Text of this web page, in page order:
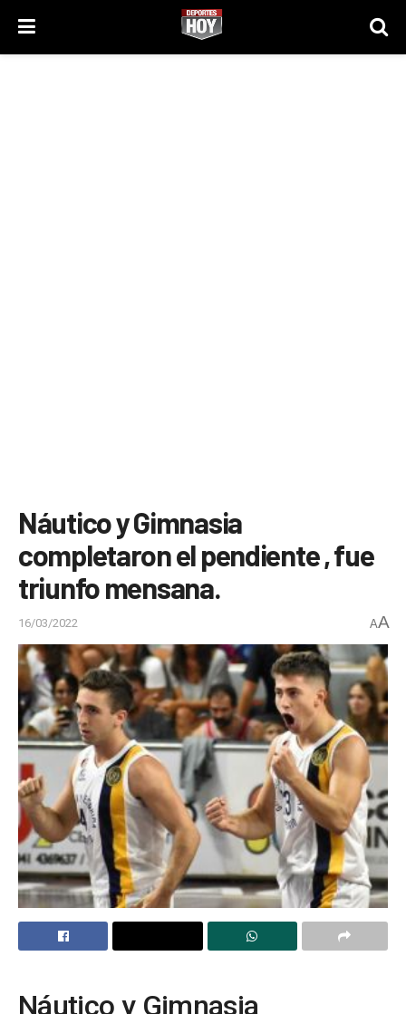
Náutico y Gimnasia
completaron el pendiente , fue
triunfo mensana.
16/03/2022 AA
Náutico y Gimnasia